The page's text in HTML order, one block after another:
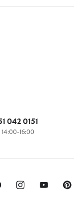
042 0151
14:00-16:00